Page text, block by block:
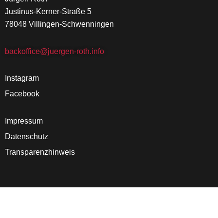
Justinus-Kerner-Straße 5
78048 Villingen-Schwenningen
backoffice@juergen-roth.info
Instagram
Facebook
Impressum
Datenschutz
Transparenzhinweis